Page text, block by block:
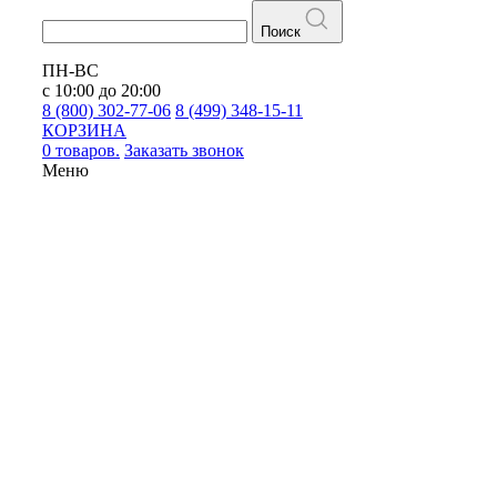
Поиск
ПН-ВС
с 10:00 до 20:00
8 (800) 302-77-06 8 (499) 348-15-11
КОРЗИНА
0 товаров. Заказать звонок
Меню